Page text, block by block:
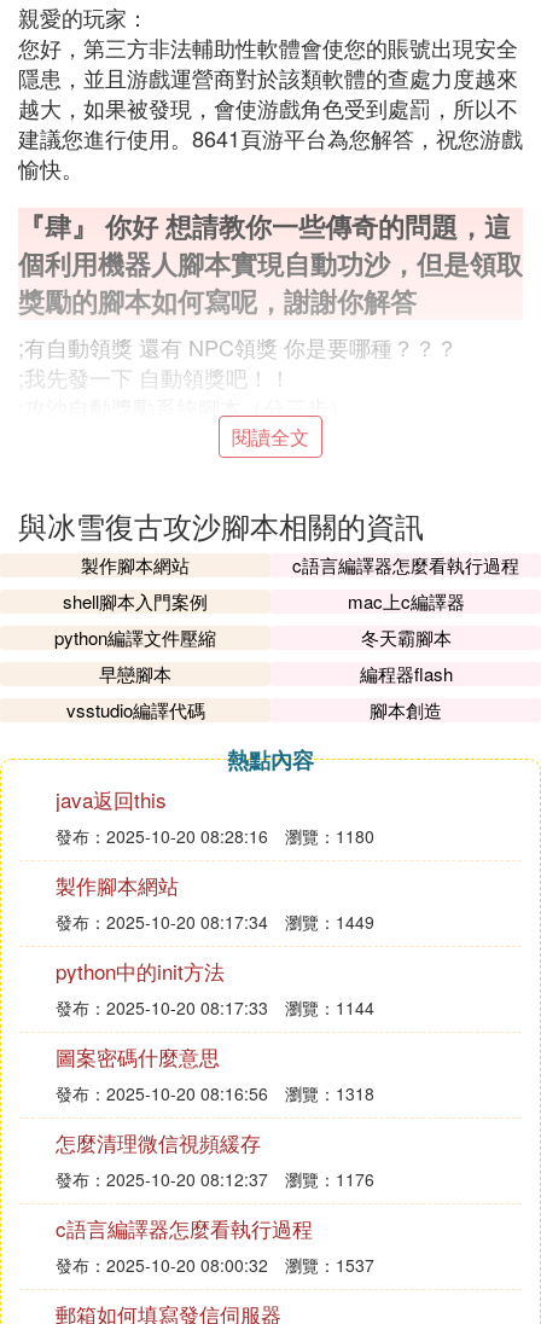
親愛的玩家：
您好，第三方非法輔助性軟體會使您的賬號出現安全
隱患，並且游戲運營商對於該類軟體的查處力度越來
越大，如果被發現，會使游戲角色受到處罰，所以不
建議您進行使用。8641頁游平台為您解答，祝您游戲
愉快。
『肆』 你好 想請教你一些傳奇的問題，這
個利用機器人腳本實現自動功沙，但是領取
獎勵的腳本如何寫呢，謝謝你解答
;有自動領獎 還有 NPC領獎 你是要哪種？？？
;我先發一下 自動領獎吧！！
;第一步：D:\Mirserver\Mir200\Envir\Robot_def里的A
#AutoRun NPC RUNONWEEK 1:22:05 @頒獎通知 ;
=========1:10:05這里是星期幾-幾點-幾分
#AutoRun NPC RUNONWEEK 1:22:05 @頒獎通知
#AutoRun NPC RUNONWEEK 1:22:05 @頒獎通知
#AutoRun NPC RUNONWEEK 1:22:05 @頒獎通知
#AutoRun NPC RUNONWEEK 1:22:05 @頒獎通知
#AutoRun NPC RUNONWEEK 2:22:05 @頒獎通知 ;
=========1:10:05這里是星期幾-幾點-幾分
#AutoRun NPC RUNONWEEK 2:22:05 @頒獎通知
#AutoRun NPC RUNONWEEK 2:22:05 @頒獎通知
#AutoRun NPC RUNONWEEK 2:22:05 @頒獎通知
#AutoRun NPC RUNONWEEK 2:22:05 @頒獎通知
#AutoRun NPC RUNONWEEK 2:22:05 @獎勵
#AutoRun NPC RUNONWEEK 3:22:05 @頒獎通知 ;
=========1:10:05這里是星期幾-幾點-幾分
#AutoRun NPC RUNONWEEK 3:22:05 @頒獎通知
#AutoRun NPC RUNONWEEK 3:22:05 @頒獎通知
#AutoRun NPC RUNONWEEK 3:22:05 @頒獎通知
#AutoRun NPC RUNONWEEK 3:22:05 @頒獎通知
#AutoRun NPC RUNONWEEK 3:22:05 @獎勵
#AutoRun NPC RUNONWEEK 4:22:05 @頒獎通知 ;
=========1:10:05這里是星期幾-幾點-幾分
#AutoRun NPC RUNONWEEK 4:22:05 @頒獎通知
#AutoRun NPC RUNONWEEK 4:22:05 @頒獎通知
#AutoRun NPC RUNONWEEK 4:22:05 @頒獎通知
閱讀全文
與冰雪復古攻沙腳本相關的資訊
製作腳本網站
c語言編譯器怎麼看執行過程
shell腳本入門案例
mac上c編譯器
python編譯文件壓縮
冬天霸腳本
早戀腳本
編程器flash
vsstudio編譯代碼
腳本創造
熱點內容
java返回this
發布：2025-10-20 08:28:16 瀏覽：1180
製作腳本網站
發布：2025-10-20 08:17:34 瀏覽：1449
python中的init方法
發布：2025-10-20 08:17:33 瀏覽：1144
圖案密碼什麼意思
發布：2025-10-20 08:16:56 瀏覽：1318
怎麼清理微信視頻緩存
發布：2025-10-20 08:12:37 瀏覽：1176
c語言編譯器怎麼看執行過程
發布：2025-10-20 08:00:32 瀏覽：1537
郵箱如何填寫發信伺服器